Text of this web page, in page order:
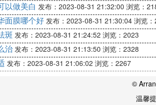
多摄入富含维生素A、C、E等食物，
的水果及蔬菜，如番茄、山楂、橘子
行区别对待，尽量避免食用一些感
肤更容易长出黄褐斑。一般而言，
以做美白 发布：2023-08-31 21:32:00 浏览：
面膜哪个好发布：2023-08-31 21:30:04 浏览
斑 发布：2023-08-31 21:24:52 浏览：2023
治 发布：2023-08-31 21:13:50 浏览：2328
发布：2023-08-31 21:06:02 浏览：2267
©
温馨